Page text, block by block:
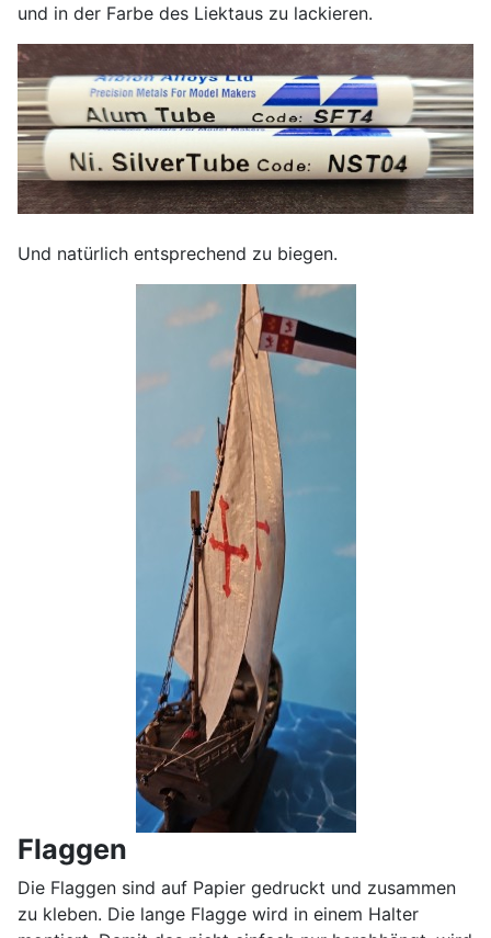
und in der Farbe des Liektaus zu lackieren.
Und natürlich entsprechend zu biegen.
Flaggen
Die Flaggen sind auf Papier gedruckt und zusammen
zu kleben. Die lange Flagge wird in einem Halter